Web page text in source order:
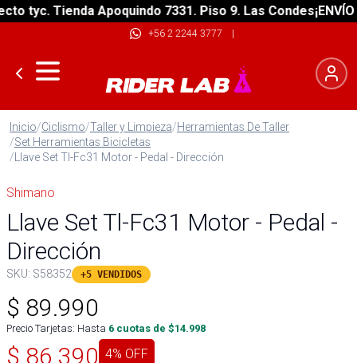
tyc. Tienda Apoquindo 7331. Piso 9. Las Condes¡ENVÍO
+56 2 2244 3777 |
Inicio/Ciclismo/Taller y Limpieza/Herramientas De Taller
/Set Herramientas Bicicletas
/Llave Set Tl-Fc31 Motor - Pedal - Dirección
Shimano
Llave Set Tl-Fc31 Motor - Pedal -
Dirección
SKU: S58352 +5 VENDIDOS
$ 89.990
Precio Tarjetas: Hasta 6 cuotas de $14.998
$ 86.390 4% OFF